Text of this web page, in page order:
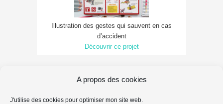
A propos des cookies
J'utilise des cookies pour optimiser mon site web.
Illustration des gestes qui sauvent en cas
d’accident
Découvrir ce projet
MENTIONS LÉGALES & PROPRIÉTÉ INTELLECTUELLE